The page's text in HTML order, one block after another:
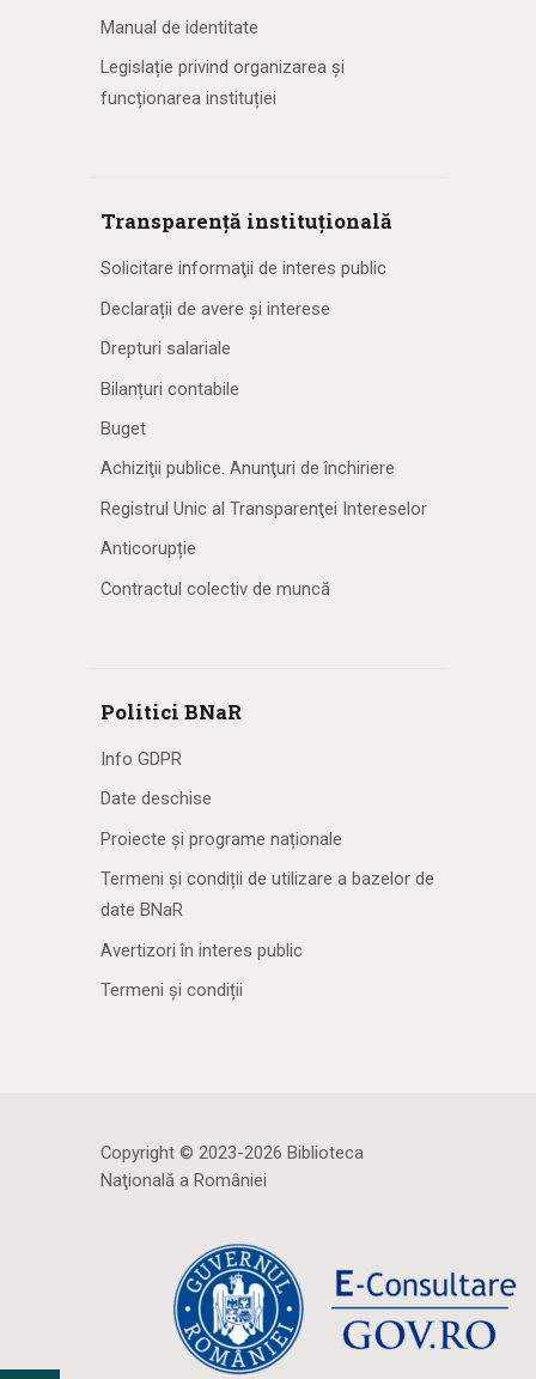
Manual de identitate
Legislație privind organizarea și
funcționarea instituției
Transparență instituțională
Solicitare informaţii de interes public
Declarații de avere și interese
Drepturi salariale
Bilanțuri contabile
Buget
Achiziţii publice. Anunţuri de închiriere
Registrul Unic al Transparenţei Intereselor
Anticorupție
Contractul colectiv de muncă
Politici BNaR
Info GDPR
Date deschise
Proiecte și programe naționale
Termeni și condiții de utilizare a bazelor de
date BNaR
Avertizori în interes public
Termeni și condiții
Copyright © 2023-2026 Biblioteca
Naţională a României